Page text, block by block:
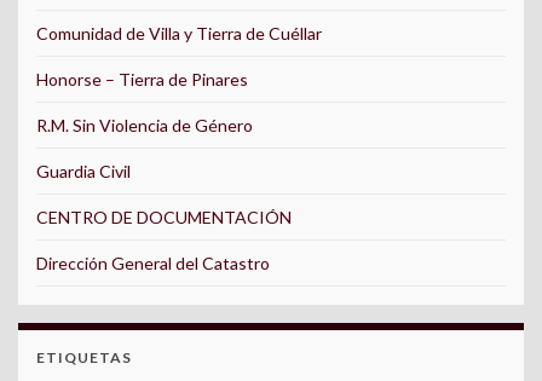
Comunidad de Villa y Tierra de Cuéllar
Honorse – Tierra de Pinares
R.M. Sin Violencia de Género
Guardia Civil
CENTRO DE DOCUMENTACIÓN
Dirección General del Catastro
ETIQUETAS